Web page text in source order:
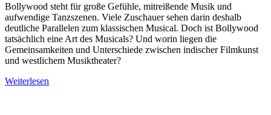
Bollywood steht für große Gefühle, mitreißende Musik und
aufwendige Tanzszenen. Viele Zuschauer sehen darin deshalb
deutliche Parallelen zum klassischen Musical. Doch ist Bollywood
tatsächlich eine Art des Musicals? Und worin liegen die
Gemeinsamkeiten und Unterschiede zwischen indischer Filmkunst
und westlichem Musiktheater?
Weiterlesen